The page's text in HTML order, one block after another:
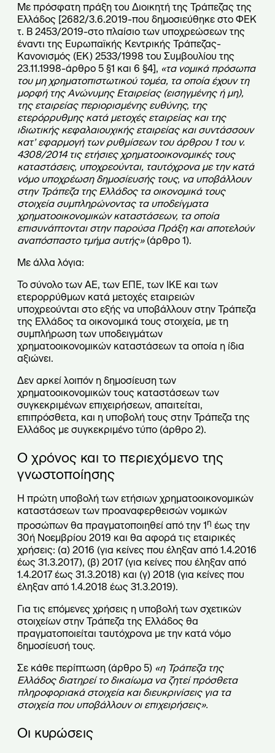
Με πρόσφατη πράξη του Διοικητή της Τράπεζας της
Ελλάδος [2682/3.6.2019-που δημοσιεύθηκε στο ΦΕΚ
τ. Β 2453/2019-στο πλαίσιο των υποχρεώσεων της
έναντι της Ευρωπαϊκής Κεντρικής Τράπεζας-
Κανονισμός (ΕΚ) 2533/1998 του Συμβουλίου της
23.11.1998-άρθρο 5 §1 και 6 §4], «τα νομικά πρόσωπα
του μη χρηματοπιστωτικού τομέα, τα οποία έχουν τη
μορφή της Ανώνυμης Εταιρείας (εισηγμένης ή μη),
της εταιρείας περιορισμένης ευθύνης, της
ετερόρρυθμης κατά μετοχές εταιρείας και της
ιδιωτικής κεφαλαιουχικής εταιρείας και συντάσσουν
κατ’ εφαρμογή των ρυθμίσεων του άρθρου 1 του ν.
4308/2014 τις ετήσιες χρηματοοικονομικές τους
καταστάσεις, υποχρεούνται, ταυτόχρονα με την κατά
νόμο υποχρέωση δημοσίευσής τους, να υποβάλλουν
στην Τράπεζα της Ελλάδος τα οικονομικά τους
στοιχεία συμπληρώνοντας τα υποδείγματα
χρηματοοικονομικών καταστάσεων, τα οποία
επισυνάπτονται στην παρούσα Πράξη και αποτελούν
αναπόσπαστο τμήμα αυτής» (άρθρο 1).
Με άλλα λόγια:
Το σύνολο των ΑΕ, των ΕΠΕ, των ΙΚΕ και των
ετερορρύθμων κατά μετοχές εταιρειών
υποχρεούνται στο εξής να υποβάλλουν στην Τράπεζα
της Ελλάδος τα οικονομικά τους στοιχεία, με τη
συμπλήρωση των υποδειγμάτων
χρηματοοικονομικών καταστάσεων τα οποία η ίδια
αξιώνει.
Δεν αρκεί λοιπόν η δημοσίευση των
χρηματοοικονομικών τους καταστάσεων των
συγκεκριμένων επιχειρήσεων, απαιτείται,
επιπρόσθετα, και η υποβολή τους στην Τράπεζα της
Ελλάδος με συγκεκριμένο τύπο (άρθρο 2).
Ο χρόνος και το περιεχόμενο της
γνωστοποίησης
Η πρώτη υποβολή των ετήσιων χρηματοοικονομικών
καταστάσεων των προαναφερθεισών νομικών
προσώπων θα πραγματοποιηθεί από την 1η έως την
30ή Νοεμβρίου 2019 και θα αφορά τις εταιρικές
χρήσεις: (α) 2016 (για κείνες που έληξαν από 1.4.2016
έως 31.3.2017), (β) 2017 (για κείνες που έληξαν από
1.4.2017 έως 31.3.2018) και (γ) 2018 (για κείνες που
έληξαν από 1.4.2018 έως 31.3.2019).
Για τις επόμενες χρήσεις η υποβολή των σχετικών
στοιχείων στην Τράπεζα της Ελλάδος θα
πραγματοποιείται ταυτόχρονα με την κατά νόμο
δημοσίευσή τους.
Σε κάθε περίπτωση (άρθρο 5) «η Τράπεζα της
Ελλάδος διατηρεί το δικαίωμα να ζητεί πρόσθετα
πληροφοριακά στοιχεία και διευκρινίσεις για τα
στοιχεία που υποβάλλουν οι επιχειρήσεις».
Οι κυρώσεις